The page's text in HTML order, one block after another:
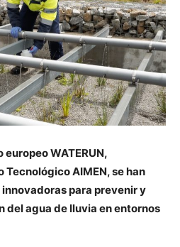
WATERUN,
AIMEN, se han
para prevenir y
agua de lluvia en entornos